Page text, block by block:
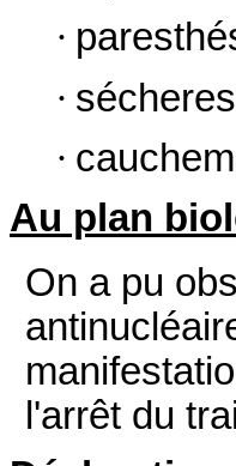
·
·
·
Au plan
On a pu
l'arrêt du